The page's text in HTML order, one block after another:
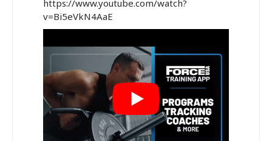
https://www.youtube.com/watch?
v=Bi5eVkN4AaE